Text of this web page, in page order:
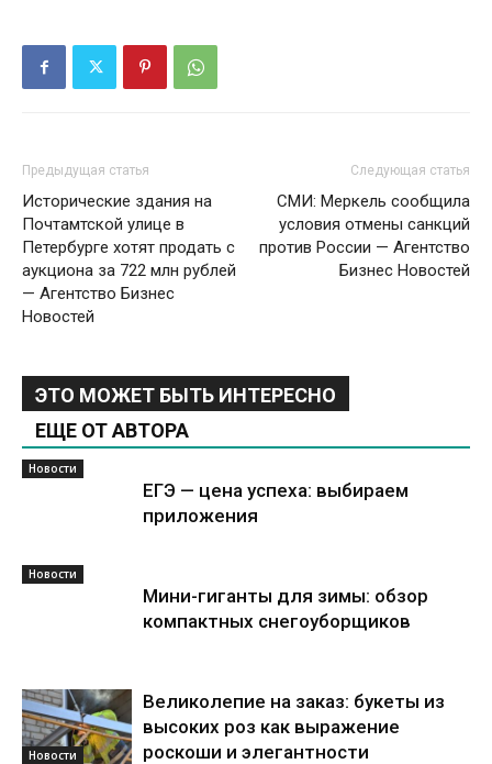
Предыдущая статья
Исторические здания на
Почтамтской улице в
Петербурге хотят продать с
аукциона за 722 млн рублей
— Агентство Бизнес
Новостей
Следующая статья
СМИ: Меркель сообщила
условия отмены санкций
против России — Агентство
Бизнес Новостей
ЭТО МОЖЕТ БЫТЬ ИНТЕРЕСНО
ЕЩЕ ОТ АВТОРА
Новости
ЕГЭ — цена успеха: выбираем
приложения
Новости
Мини-гиганты для зимы: обзор
компактных снегоуборщиков
Новости
Великолепие на заказ: букеты из
высоких роз как выражение
роскоши и элегантности